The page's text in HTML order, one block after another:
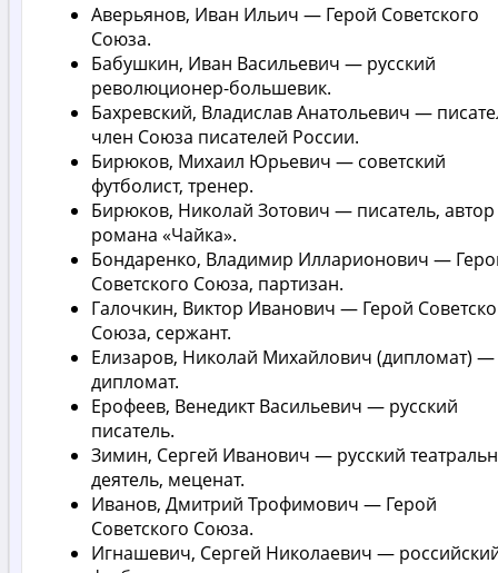
Аверьянов, Иван Ильич — Герой Советского
Союза.
Бабушкин, Иван Васильевич — русский
революционер-большевик.
Бахревский, Владислав Анатольевич —
член Союза писателей России.
Бирюков, Михаил Юрьевич — советский
футболист, тренер.
Бирюков, Николай Зотович — писатель, автор
романа «Чайка».
Бондаренко, Владимир Илларионович —
Советского Союза, партизан.
Галочкин, Виктор Иванович — Герой
Союза, сержант.
Елизаров, Николай Михайлович (дипломат) —
дипломат.
Ерофеев, Венедикт Васильевич — русский
писатель.
Зимин, Сергей Иванович — русский
деятель, меценат.
Иванов, Дмитрий Трофимович — Герой
Советского Союза.
Игнашевич, Сергей Николаевич —